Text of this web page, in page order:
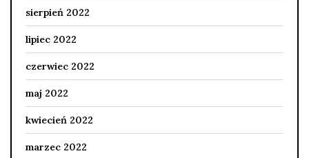
sierpień 2022
lipiec 2022
czerwiec 2022
maj 2022
kwiecień 2022
marzec 2022